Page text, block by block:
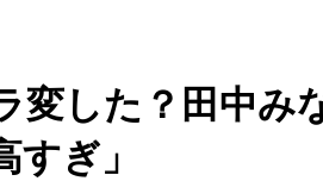
変した？田中み
ぎ」